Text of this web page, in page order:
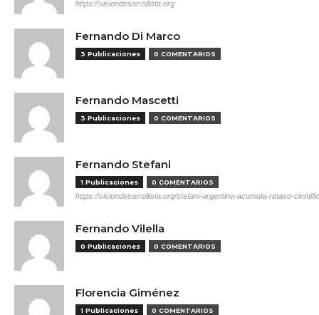
https://visiondesarrollista.org
Fernando Di Marco
3 Publicaciones 0 COMENTARIOS
Fernando Mascetti
3 Publicaciones 0 COMENTARIOS
Fernando Stefani
1 Publicaciones 0 COMENTARIOS
https://visiondesarrollista.org/stefani-argentina-acumula-retaso-
Fernando Vilella
0 Publicaciones 0 COMENTARIOS
Florencia Giménez
1 Publicaciones 0 COMENTARIOS